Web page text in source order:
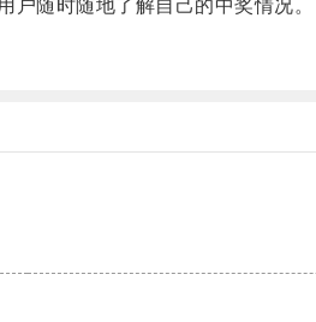
随时随地了解自己的中奖情况。